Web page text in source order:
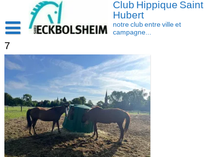
Club Hippique Saint
Hubert
notre club entre ville et
campagne...
Saison 2026-2027
Les actus
Cavasoft client
Présentation
L’équipe
Les installations
Activités
Disciplines
Contact/accès
7